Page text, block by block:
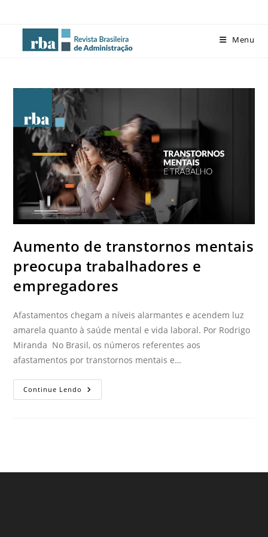
Menu
Aumento de transtornos mentais
preocupa trabalhadores e
empregadores
Afastamentos chegam a níveis alarmantes e acendem luz
amarela quanto à saúde mental e vida laboral. Por Rodrigo
Miranda No Brasil, os números referentes aos
afastamentos por transtornos mentais e…
Continue Lendo